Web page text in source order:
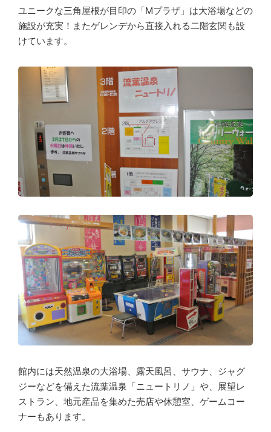
ユニークな三角屋根が目印の「Mプラザ」は大浴場などの
施設が充実！またゲレンデから直接入れる二階玄関も設
けています。
館内には天然温泉の大浴場、露天風呂、サウナ、ジャグ
ジーなどを備えた流葉温泉「ニュートリノ」や、展望レ
ストラン、地元産品を集めた売店や休憩室、ゲームコー
ナーもあります。